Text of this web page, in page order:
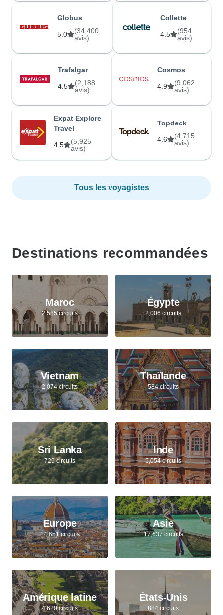
Globus
5.0
(34,400
avis)
Collette
4.5
(954
avis)
Trafalgar
4.5
(2,188
avis)
Cosmos
4.9
(9,062
avis)
Expat Explore
Travel
4.5
(5,925
avis)
Topdeck
4.6
(4,715
avis)
Tous les voyagistes
Destinations recommandées
Maroc
2,585 circuits
Égypte
2,006 circuits
Vietnam
2,074 circuits
Thaïlande
584 circuits
Sri Lanka
729 circuits
Inde
5,054 circuits
Europe
14,651 circuits
Asie
17,637 circuits
Amérique latine
4,620 circuits
États-Unis
884 circuits